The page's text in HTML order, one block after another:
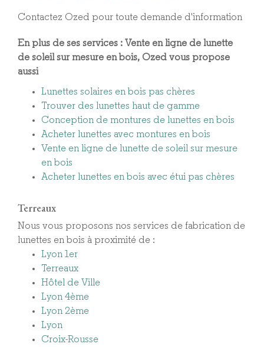
Contactez Ozed pour toute demande d'information
En plus de ses services : Vente en ligne de lunette
de soleil sur mesure en bois, Ozed vous propose
aussi
Lunettes solaires en bois pas chères
Trouver des lunettes haut de gamme
Conception de montures de lunettes en bois
Acheter lunettes avec montures en bois
Vente en ligne de lunette de soleil sur mesure
en bois
Acheter lunettes en bois avec étui pas chères
Terreaux
Nous vous proposons nos services de fabrication de
lunettes en bois à proximité de :
Lyon 1er
Terreaux
Hôtel de Ville
Lyon 4ème
Lyon 2ème
Lyon
Croix-Rousse